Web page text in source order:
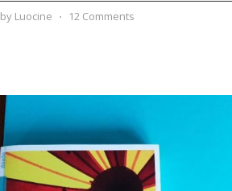
by Luocine ⋅ 12 Comments